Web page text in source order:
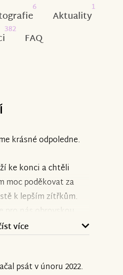
6
Aktuality
1
382
FAQ
krásné odpoledne.
ke konci a chtěli
moc poděkovat za
k lepším zítřkům.
nás obrovskou
že na to nejsme
si nesmírně vážíme.
úspěšně
více
psát v únoru 2022.